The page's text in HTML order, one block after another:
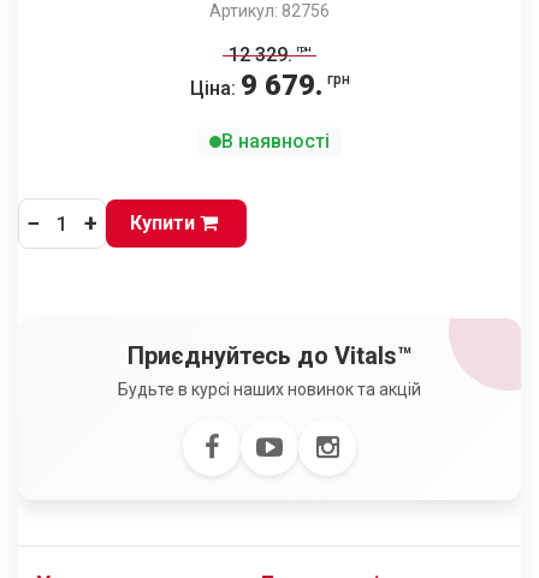
Артикул: 82756
12 329. грн
Ціна: 9 679. грн
В наявності
− + Купити
Приєднуйтесь до Vitals™
Будьте в курсі наших новинок та акцій